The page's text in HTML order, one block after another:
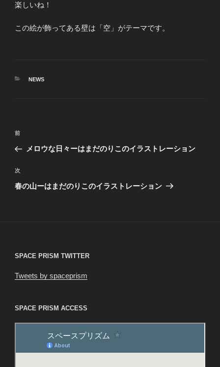
楽しいね！
この絵が飾ってある壁は「空」がテーマです。
カ
NEWS
投
ナ
ビ
ゲ
前
の
稿
前
メロウな日々ーはまだのりこのイラストレーション
次
の
次
春の山ーはまだのりこのイラストレーション
SPACE PRISM TWITTER
Tweets by spaceprism
SPACE PRISM ACCESS